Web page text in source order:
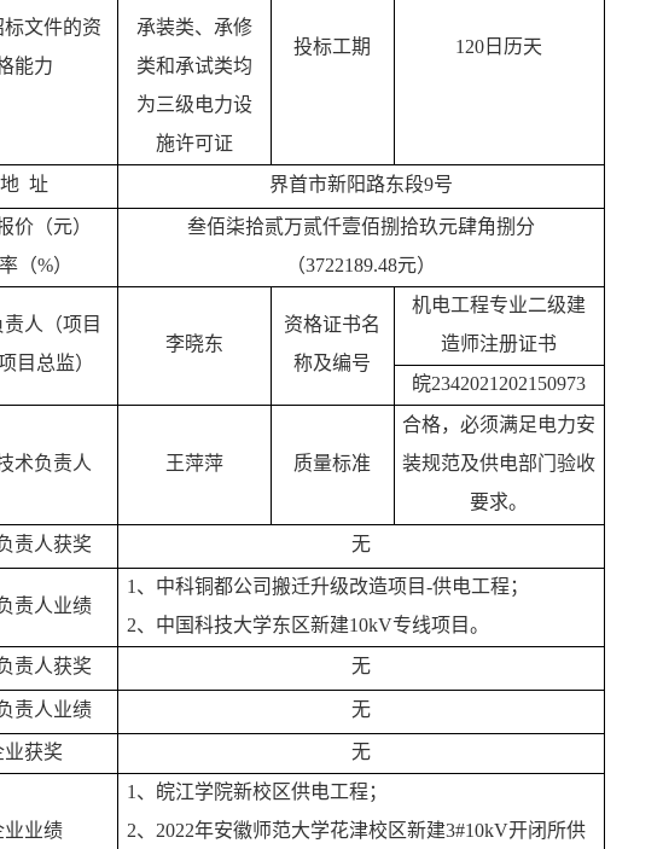
标文件的资
能力
承装类、承修
类和承试类均
为三级电力设
施许可证
投标工期 120日历天
地址 界首市新阳路东段9号
价（元）
（%）
叁佰柒拾贰万贰仟壹佰捌拾玖元肆角捌分
（3722189.48元）
人（项目
目总监）
李晓东
资格证书名
称及编号
机电工程专业二级建
造师注册证书
皖2342021202150973
术负责人 王萍萍 质量标准
合格，必须满足电力安
装规范及供电部门验收
要求。
责人获奖 无
责人业绩
1、 中科铜都公司搬迁升级改造项目-供电工程；
2、 中国科技大学东区新建10kV专线项目。
责人获奖
无
责人业绩 无
业获奖 无
业业绩
1、 皖江学院新校区供电工程；
2、 2022年安徽师范大学花津校区新建3#10kV开闭所供